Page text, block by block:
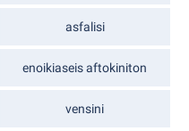
asfalisi
enoikiaseis aftokiniton
vensini